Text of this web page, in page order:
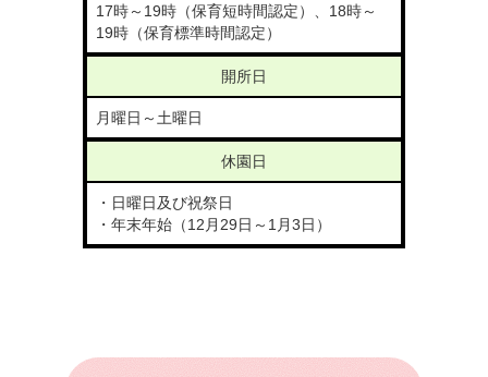
17時～19時（保育短時間認定）、18時～
19時（保育標準時間認定）
開所日
月曜日～土曜日
休園日
・日曜日及び祝祭日
・年末年始（12月29日～1月3日）